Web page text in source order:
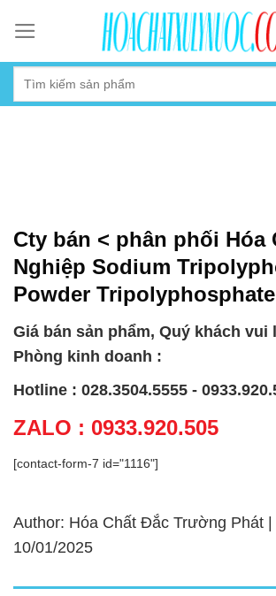
content
Cty bán < phân phối Hóa
Nghiệp Sodium
Powder Tripolyphosphate
Giá bán sản phẩm, Quý khách vui
Phòng kinh doanh :
Hotline : 028.3504.5555 -
ZALO : 0933.920.505
[contact-form-7 id="1116"]
Author: Hóa Chất Đắc Trường Phát |
10/01/2025